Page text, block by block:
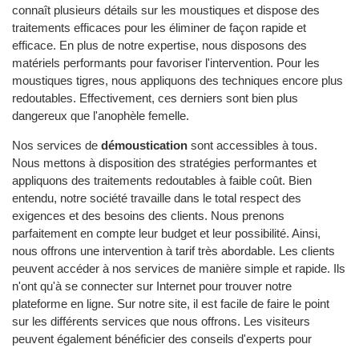
connaît plusieurs détails sur les moustiques et dispose des
traitements efficaces pour les éliminer de façon rapide et
efficace. En plus de notre expertise, nous disposons des
matériels performants pour favoriser l'intervention. Pour les
moustiques tigres, nous appliquons des techniques encore plus
redoutables. Effectivement, ces derniers sont bien plus
dangereux que l'anophèle femelle.
Nos services de démoustication sont accessibles à tous.
Nous mettons à disposition des stratégies performantes et
appliquons des traitements redoutables à faible coût. Bien
entendu, notre société travaille dans le total respect des
exigences et des besoins des clients. Nous prenons
parfaitement en compte leur budget et leur possibilité. Ainsi,
nous offrons une intervention à tarif très abordable. Les clients
peuvent accéder à nos services de manière simple et rapide. Ils
n'ont qu'à se connecter sur Internet pour trouver notre
plateforme en ligne. Sur notre site, il est facile de faire le point
sur les différents services que nous offrons. Les visiteurs
peuvent également bénéficier des conseils d'experts pour